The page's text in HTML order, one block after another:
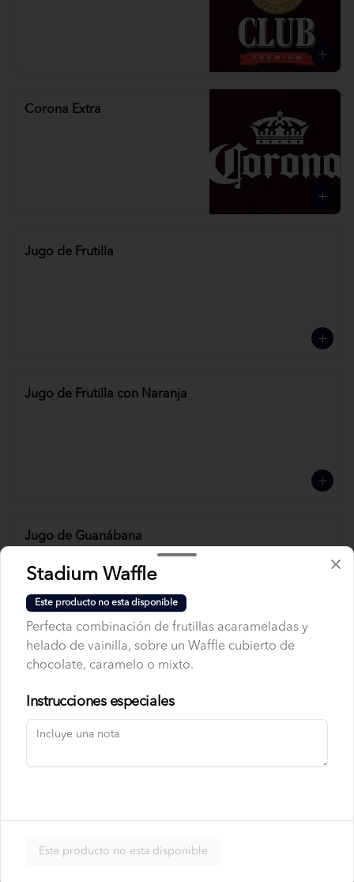
Corona Extra
Jugo de Frutilla
Jugo de Frutilla con Naranja
Jugo de Guanábana
Jugo de Mora con
Stadium Waffle
Este producto no esta disponible
Perfecta combinación de frutillas acarameladas y
helado de vainilla, sobre un Waffle cubierto de
chocolate, caramelo o mixto.
Instrucciones especiales
Este producto no esta disponible